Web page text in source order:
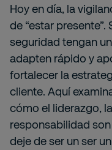
Hoy en día, la
de “estar
seguridad tengan
adapten rápido y
fortalecer la
cliente. Aquí
cómo el liderazgo,
responsabilidad
deje de ser un ser